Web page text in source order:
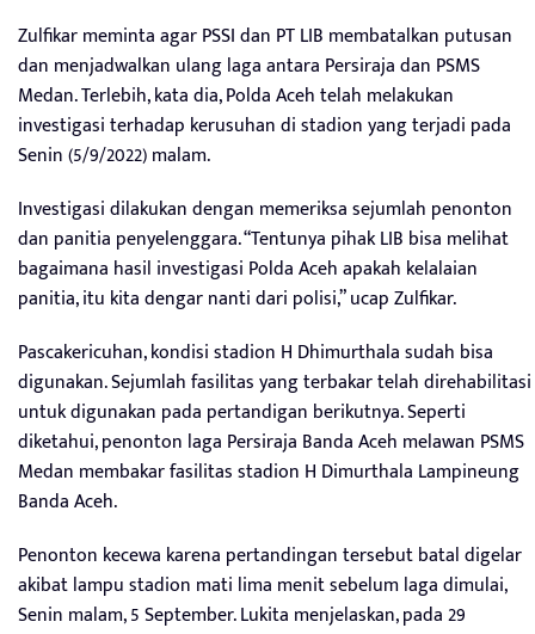
Zulfikar meminta agar PSSI dan PT LIB membatalkan putusan
dan menjadwalkan ulang laga antara Persiraja dan PSMS
Medan. Terlebih, kata dia, Polda Aceh telah melakukan
investigasi terhadap kerusuhan di stadion yang terjadi pada
Senin (5/9/2022) malam.
Investigasi dilakukan dengan memeriksa sejumlah penonton
dan panitia penyelenggara. “Tentunya pihak LIB bisa melihat
bagaimana hasil investigasi Polda Aceh apakah kelalaian
panitia, itu kita dengar nanti dari polisi,” ucap Zulfikar.
Pascakericuhan, kondisi stadion H Dhimurthala sudah bisa
digunakan. Sejumlah fasilitas yang terbakar telah direhabilitasi
untuk digunakan pada pertandigan berikutnya. Seperti
diketahui, penonton laga Persiraja Banda Aceh melawan PSMS
Medan membakar fasilitas stadion H Dimurthala Lampineung
Banda Aceh.
Penonton kecewa karena pertandingan tersebut batal digelar
akibat lampu stadion mati lima menit sebelum laga dimulai,
Senin malam, 5 September. Lukita menjelaskan, pada 29